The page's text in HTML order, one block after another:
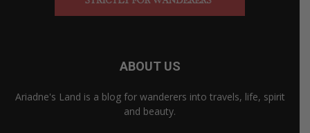
ABOUT US
Ariadne's Land is a blog for wanderers into travels, life, spirit
and beauty.